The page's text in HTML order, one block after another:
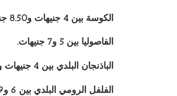
الكوسة بين 4 جنيهات و8.50 جنيه.
الفاصوليا بين 5 و7 جنيهات.
الباذنجان البلدي بين 4 جنيهات و5.50 جنيه.
الفلفل الرومي البلدي بين 6 و9 جنيهات.